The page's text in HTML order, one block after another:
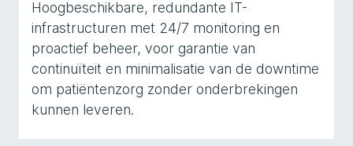
Hoogbeschikbare, redundante IT-
infrastructuren met 24/7 monitoring en
proactief beheer, voor garantie van
continuïteit en minimalisatie van de downtime
om patiëntenzorg zonder onderbrekingen
kunnen leveren.